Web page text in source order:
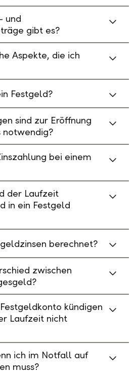
und
gibt es?
Aspekte, die ich
Festgeld?
sind zur Eröffnung
notwendig?
bei einem
der Laufzeit
in ein Festgeld
berechnet?
zwischen
kündigen
Laufzeit nicht
ich im Notfall auf
muss?